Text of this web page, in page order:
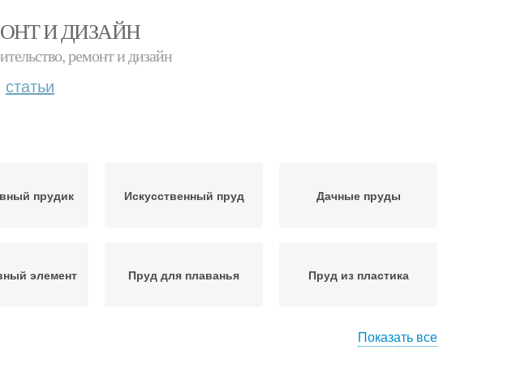
И ДИЗАЙН
ремонт и дизайн
статьи
прудик Искусственный пруд Дачные пруды
элемент Пруд для плаванья Пруд из пластика
Показать все